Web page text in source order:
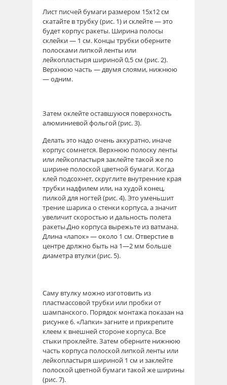
Лист писчей бумаги размером 15x12 см
скатайте в трубку (рис. 1) и склейте — это
будет корпус ракеты. Ширина полосы
склейки — 1 см. Концы трубки оберните
полосками липкой ленты или
лейкопластыря шириной 0,5 см (рис. 2).
Верхнюю часть — двумя слоями, нижнюю
— одним.
Затем оклейте оставшуюся поверхность
алюминиевой фольгой (рис. 3).
Делать это надо очень аккуратно, иначе
корпус сомнется. Верхнюю полоску ленты
или лейкопластыря заклейте такой же по
ширине полоской цветной бумаги. Когда
клей подсохнет, скруглите внутренние края
трубки надфилем или, на худой конец,
пилкой для ногтей (рис. 4). Это уменьшит
трение шарика о стенки корпуса, а значит
увеличит скоростью и дальность полета
ракеты.Дно корпуса вырежьте из ватмана.
Длина «лапок» — около 1 см. Отверстие в
центре дрлжно быть на 1—2 мм больше
диаметра втулки (рис. 5).
Саму втулку можно изготовить из
пластмассовой трубки или пробки от
шампанского. Порядок монтажа показан на
рисунке 6. «Лапки» загните и прикрепите
клеем к внешней стороне корпуса. Все
стыки проклейте. Затем оберните нижнюю
часть корпуса полоской липкой ленты или
лейкопластыря шириной 1 см и заклейте
полоской цветной бумаги такой же ширины
(рис. 7).